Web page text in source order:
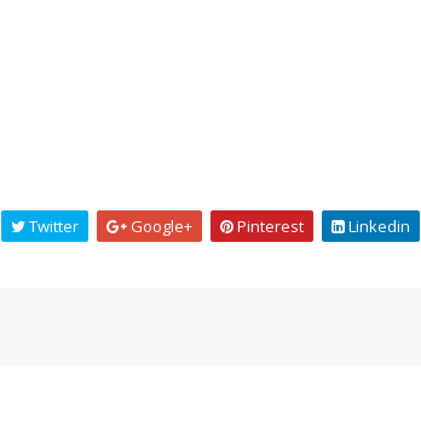
Twitter Google+ Pinterest Linkedin